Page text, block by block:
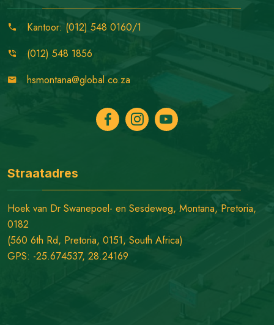
Kantoor: (012) 548 0160/1
(012) 548 1856
hsmontana@global.co.za
Straatadres
Hoek van Dr Swanepoel- en Sesdeweg, Montana, Pretoria,
0182
(560 6th Rd, Pretoria, 0151, South Africa)
GPS: -25.674537, 28.24169